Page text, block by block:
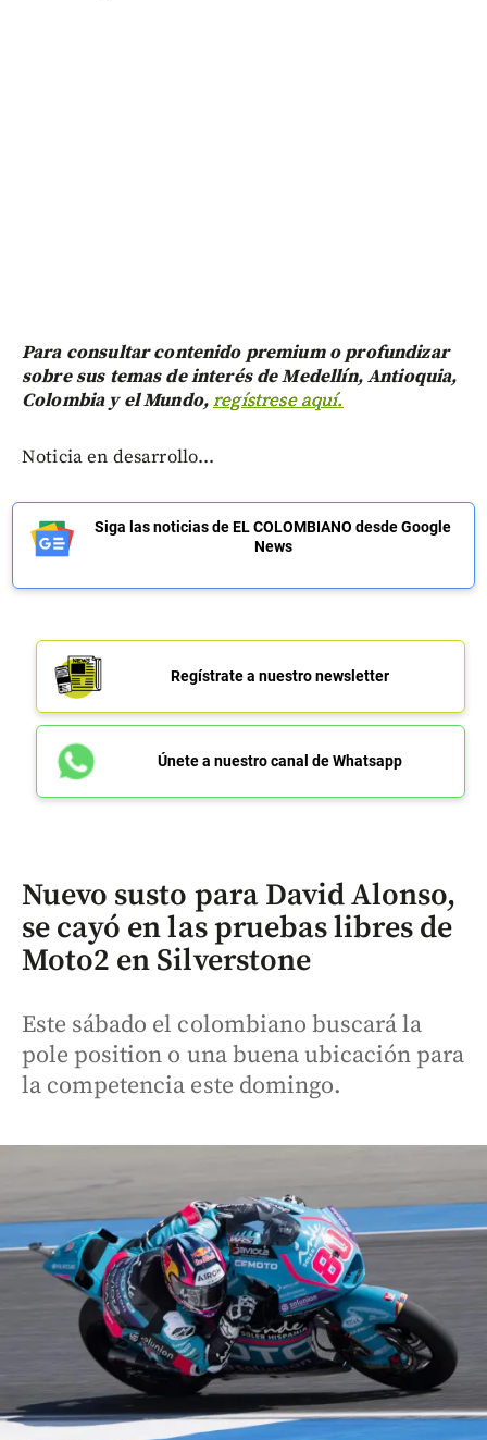
Para consultar contenido premium o profundizar
sobre sus temas de interés de Medellín, Antioquia,
Colombia y el Mundo,regístrese aquí.
Noticia en desarrollo...
Siga las noticias de EL COLOMBIANO desde Google
News
Regístrate a nuestro newsletter
Únete a nuestro canal de Whatsapp
Nuevo susto para David Alonso,
se cayó en las pruebas libres de
Moto2 en Silverstone
Este sábado el colombiano buscará la
pole position o una buena ubicación para
la competencia este domingo.